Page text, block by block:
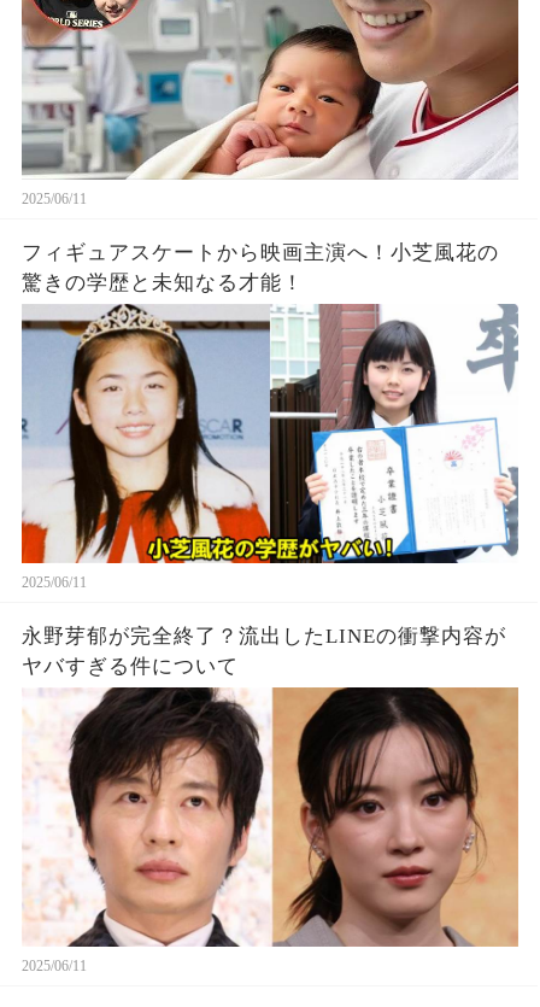
2025/06/11
フィギュアスケートから映画主演へ！小芝風花の
驚きの学歴と未知なる才能！
2025/06/11
永野芽郁が完全終了？流出したLINEの衝撃内容が
ヤバすぎる件について
2025/06/11